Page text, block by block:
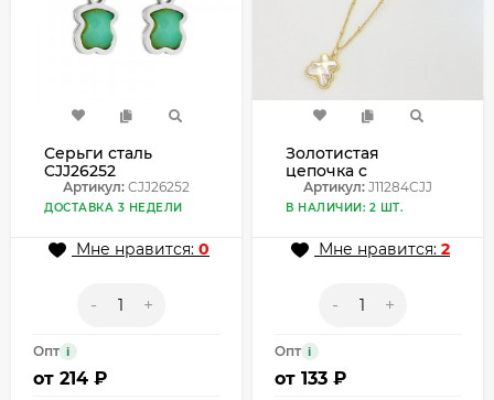
Серьги сталь
CJJ26252
Артикул: CJJ26252
ДОСТАВКА 3 НЕДЕЛИ
Мне нравится: 0
- +
Опт i
от 214 ₽
Золотистая
цепочка с
подвеской в форме
медведя с
J11284CJJ
Артикул: J11284CJJ
В НАЛИЧИИ: 2 ШТ.
Мне нравится: 2
- +
Опт i
от 133 ₽